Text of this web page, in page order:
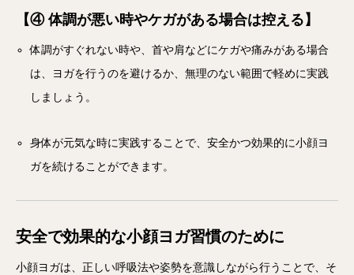
【④ 体調が悪い時やケガがある場合は控える】
体調がすぐれない時や、首や肩などにケガや痛みがある場合
は、ヨガを行うのを避けるか、無理のない範囲で軽めに実践
しましょう。
身体が元気な時に実践することで、安全かつ効果的に小顔ヨ
ガを続けることができます。
安全で効果的な小顔ヨガ習慣のために
小顔ヨガは、正しい呼吸法や姿勢を意識しながら行うことで、そ